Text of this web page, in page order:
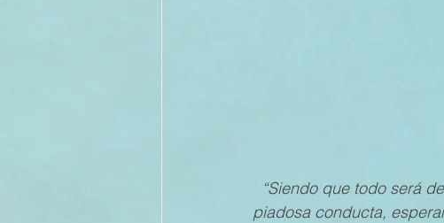
II TRIMESTRE 2019
“Siendo que todo será
piadosa conducta,